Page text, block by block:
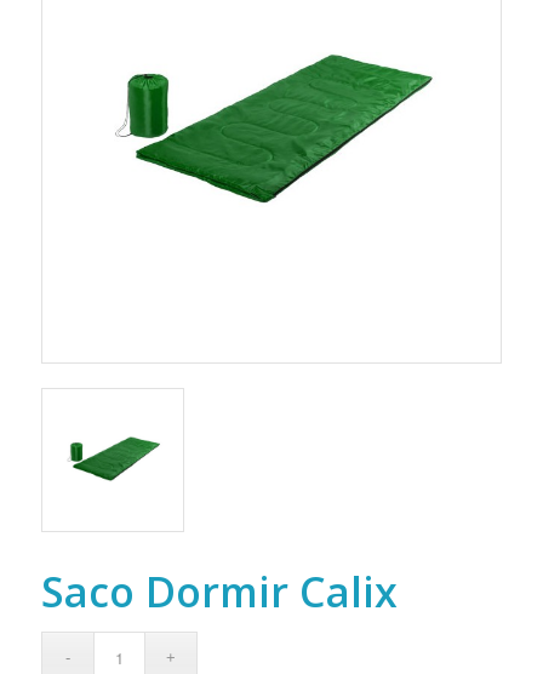
Saco Dormir Calix